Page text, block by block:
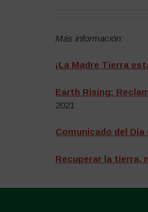
Más información:
¡La Madre Tierra
Earth Rising:
2021
Comunicado del Día
Recuperar la tierra,